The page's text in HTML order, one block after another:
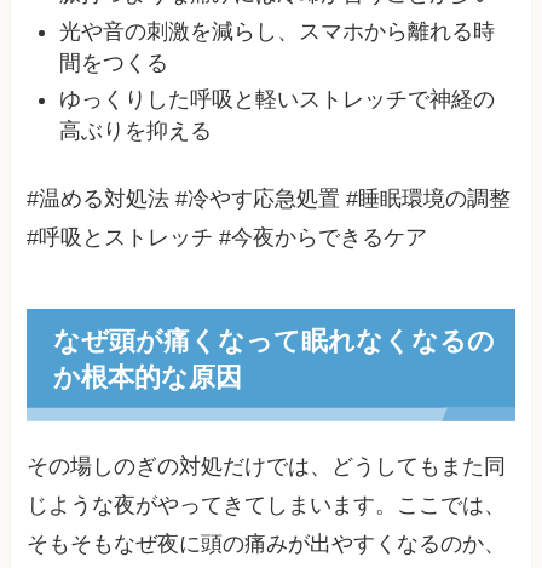
光や音の刺激を減らし、スマホから離れる時
間をつくる
ゆっくりした呼吸と軽いストレッチで神経の
高ぶりを抑える
#温める対処法 #冷やす応急処置 #睡眠環境の調整
#呼吸とストレッチ #今夜からできるケア
なぜ頭が痛くなって眠れなくなるの
か根本的な原因
その場しのぎの対処だけでは、どうしてもまた同
じような夜がやってきてしまいます。ここでは、
そもそもなぜ夜に頭の痛みが出やすくなるのか、